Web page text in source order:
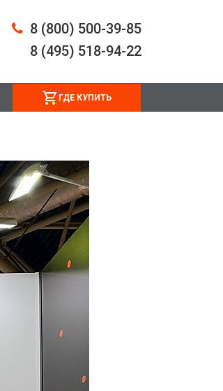
8 (800) 500-39-85
8 (495) 518-94-22
ГДЕ КУПИТЬ